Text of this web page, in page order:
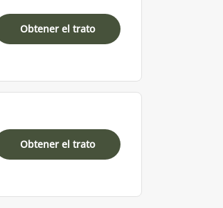
Obtener el trato
Obtener el trato